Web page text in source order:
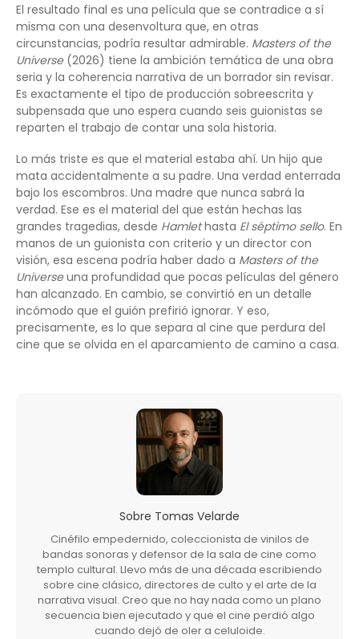
El resultado final es una película que se contradice a sí
misma con una desenvoltura que, en otras
circunstancias, podría resultar admirable. Masters of the
Universe(2026) tiene la ambición temática de una obra
seria y la coherencia narrativa de un borrador sin revisar.
Es exactamente el tipo de producción sobreescrita y
subpensada que uno espera cuando seis guionistas se
reparten el trabajo de contar una sola historia.
Lo más triste es que el material estaba ahí. Un hijo que
mata accidentalmente a su padre. Una verdad enterrada
bajo los escombros. Una madre que nunca sabrá la
verdad. Ese es el material del que están hechas las
grandes tragedias, desde Hamlethasta El séptimo sello. En
manos de un guionista con criterio y un director con
visión, esa escena podría haber dado a Masters of the
Universeuna profundidad que pocas películas del género
han alcanzado. En cambio, se convirtió en un detalle
incómodo que el guión prefirió ignorar. Y eso,
precisamente, es lo que separa al cine que perdura del
cine que se olvida en el aparcamiento de camino a casa.
Sobre Tomas Velarde
Cinéfilo empedernido, coleccionista de vinilos de
bandas sonoras y defensor de la sala de cine como
templo cultural. Llevo más de una década escribiendo
sobre cine clásico, directores de culto y el arte de la
narrativa visual. Creo que no hay nada como un plano
secuencia bien ejecutado y que el cine perdió algo
cuando dejó de oler a celuloide.